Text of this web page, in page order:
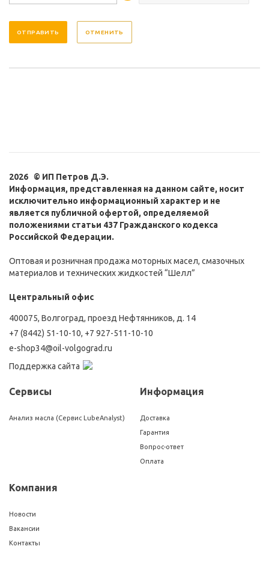
ОТМЕНИТЬ
2026 © ИП Петров Д.Э.
Информация, представленная на данном сайте, носит
исключительно информационный характер и не
является публичной офертой, определяемой
положениями статьи 437 Гражданского кодекса
Российской Федерации.
Оптовая и розничная продажа моторных масел, смазочных
материалов и технических жидкостей “Шелл”
Центральный офис
400075, Волгоград, проезд Нефтянников, д. 14
+7 (8442) 51-10-10, +7 927-511-10-10
e-shop34@oil-volgograd.ru
Поддержка сайта
Сервисы
Анализ масла (Сервис LubeAnalyst)
Информация
Доставка
Гарантия
Вопрос-ответ
Оплата
Компания
Новости
Вакансии
Контакты